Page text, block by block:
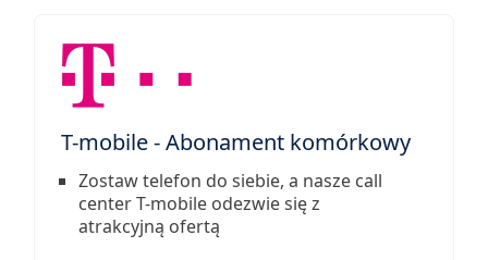
T-mobile - Abonament komórkowy
Zostaw telefon do siebie, a nasze call
center T-mobile odezwie się z
atrakcyjną ofertą